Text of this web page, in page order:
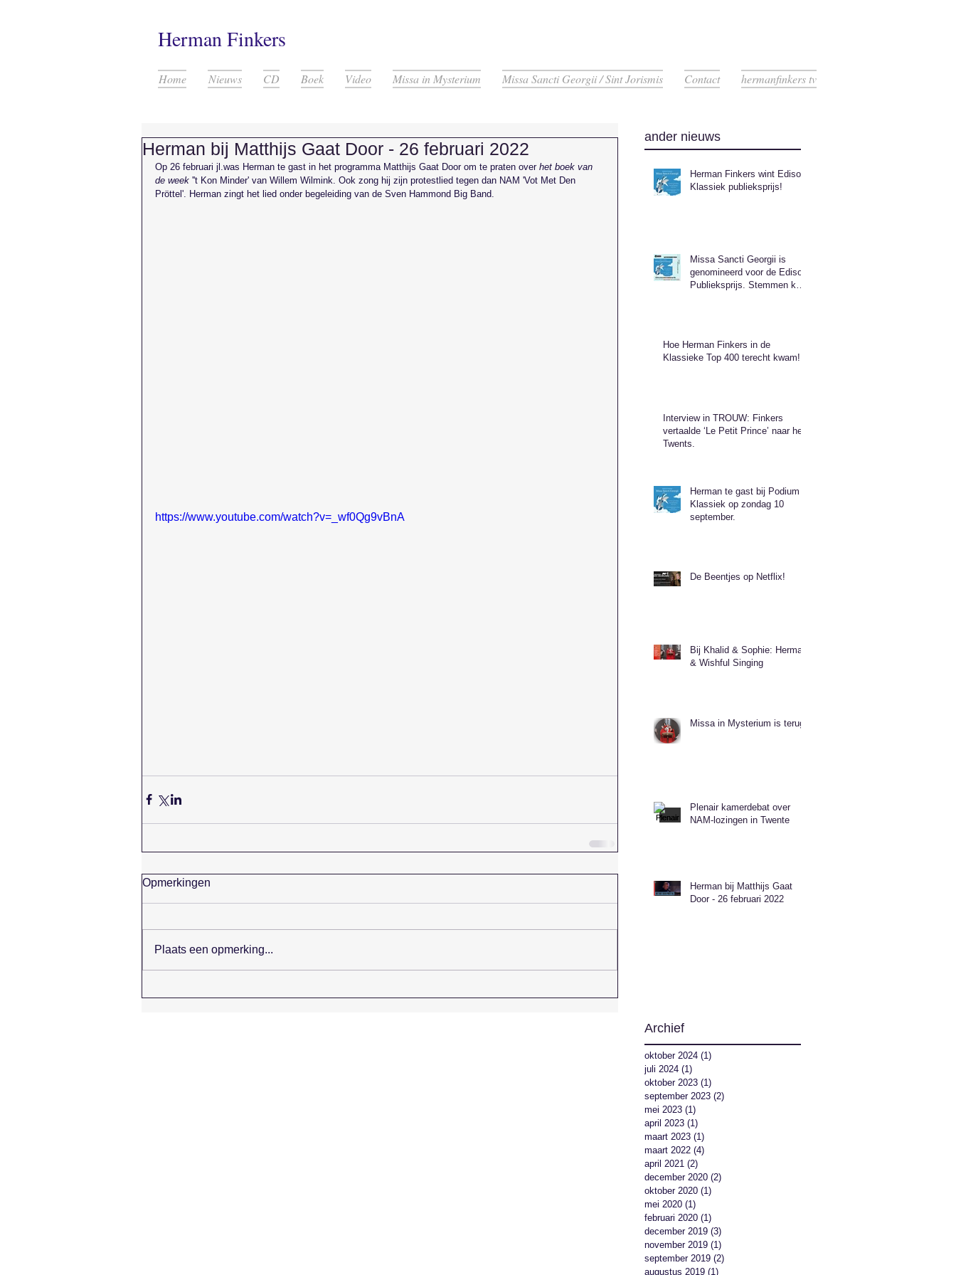
​Herman Finkers
Home Nieuws CD Boek Video Missa in Mysterium Missa Sancti Georgii / Sint Jorismis Contact hermanfinkers tv
Herman bij Matthijs Gaat Door - 26 februari 2022
Op 26 februari jl.was Herman te gast in het programma Matthijs Gaat Door om te praten over het boek van
de week ''t Kon Minder' van Willem Wilmink. Ook zong hij zijn protestlied tegen dan NAM 'Vot Met Den
Pröttel'. Herman zingt het lied onder begeleiding van de Sven Hammond Big Band.
https://www.youtube.com/watch?v=_wf0Qg9vBnA
Opmerkingen
Plaats een opmerking...
ander nieuws
Herman Finkers wint Edison
Klassiek publieksprijs!
Missa Sancti Georgii is
genomineerd voor de Edison
Publieksprijs. Stemmen kan
Hoe Herman Finkers in de
Klassieke Top 400 terecht kwam!
Interview in TROUW: Finkers
vertaalde ‘Le Petit Prince’ naar het
Twents.
Herman te gast bij Podium
Klassiek op zondag 10
september.
De Beentjes op Netflix!
Bij Khalid & Sophie: Herman
& Wishful Singing
Missa in Mysterium is terug!
Plenair kamerdebat over
NAM-lozingen in Twente
Herman bij Matthijs Gaat
Door - 26 februari 2022
Archief
oktober 2024 (1)
juli 2024 (1)
oktober 2023 (1)
september 2023 (2)
mei 2023 (1)
april 2023 (1)
maart 2023 (1)
maart 2022 (4)
april 2021 (2)
december 2020 (2)
oktober 2020 (1)
mei 2020 (1)
februari 2020 (1)
december 2019 (3)
november 2019 (1)
september 2019 (2)
augustus 2019 (1)